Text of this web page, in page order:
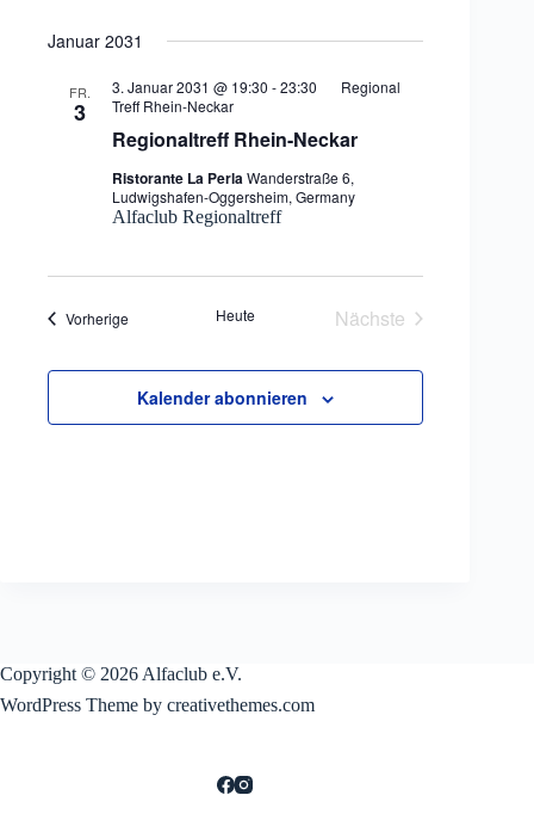
Januar 2031
FR.
3
Regionaltreff Rhein-Neckar
3. Januar 2031 @ 19:30 -23:30
Regional
Treff Rhein-Neckar
Ristorante La PerlaWanderstraße 6,
Ludwigshafen-Oggersheim, Germany
Alfaclub Regionaltreff
VorherigeVeranstaltungenHeute
Nächste
Kalender abonnieren
Copyright © 2026 Alfaclub e.V.
WordPress Theme by creativethemes.com